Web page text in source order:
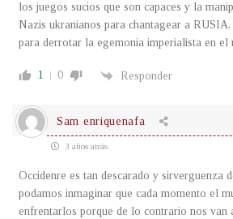
los juegos sucios que son capaces y la
Nazis ukranianos para chantagear a RUSIA,
para derrotar la egemonia imperialista en el
1 0 Responder
Sam enriquenafa
3 años atrás
Occidenre es tan descarado y sirverguenza
podamos inmaginar que cada momento el
enfrentarlos porque de lo contrario nos van